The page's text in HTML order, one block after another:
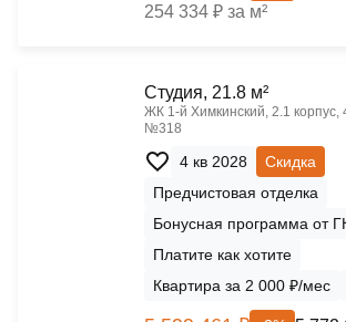
254 334 ₽ за м²
Cтудия, 21.8 м²
ЖК 1‑й Химкинский, 2.1 корпус,
№318
4 кв 2028
Скидка
Предчистовая отделка
Бонусная программа от
Платите как хотите
Квартира за 2 000 ₽/мес